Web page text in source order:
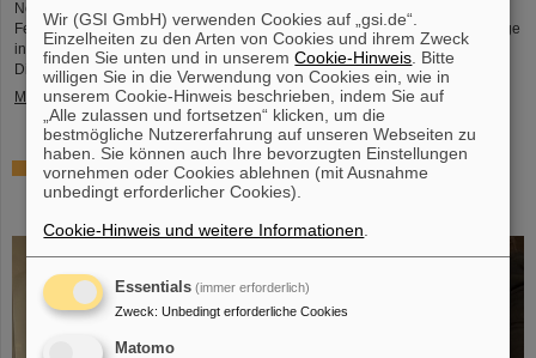
Notfallregelungen und des schnellen und professionellen Einsatzes der
Feuerwehren ist der Brand inzwischen gelöscht. Die Baustelle für das künftige
internationale Beschleunigerzentrum FAIR ist von dem Feuer nicht betroffen.
Die Brandursache wird derzeit von den zuständigen Behörden untersucht...
Mehr »
SCIENCE POP-UP von GSI/FAIR wird zur dauerhaften
Anlaufstelle für Wissenschaftsbegeisterte in der
Wir (GSI GmbH) verwenden Cookies auf „gsi.de“.
Einzelheiten zu den Arten von Cookies und ihrem Zweck
finden Sie unten und in unseremCookie-Hinweis . Bitte
willigen Sie in die Verwendung von Cookies ein, wie in
unserem Cookie-Hinweis beschrieben, indem Sie auf
„Alle zulassen und fortsetzen“ klicken, um die
bestmögliche Nutzererfahrung auf unseren Webseiten zu
haben. Sie können auch Ihre bevorzugten Einstellungen
vornehmen oder Cookies ablehnen (mit Ausnahme
unbedingt erforderlicher Cookies).
Cookie-Hinweis und weitere Informationen
Essentials (immer erforderlich)
Zweck: Unbedingt erforderliche Cookies
Matomo